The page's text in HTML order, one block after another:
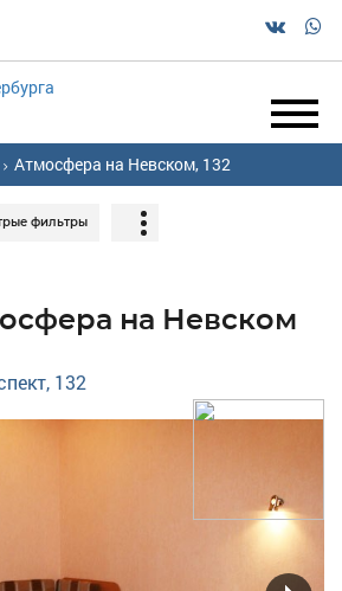
Атмосфера на Невском, 132
фильтры
на Невском
132